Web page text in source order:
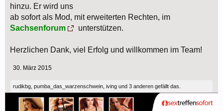
hinzu. Er wird uns
ab sofort als Mod, mit erweiterten Rechten, im
Sachsenforum
unterstützen.
Herzlichen Dank, viel Erfolg und willkommen im Team!
30. März 2015
rudikbg pumba_das_warzenschwein iving und 3 anderen gefällt das.